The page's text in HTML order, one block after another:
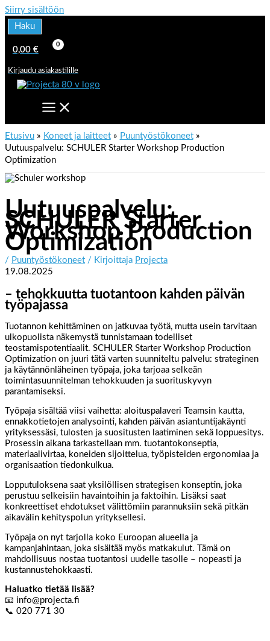
Siirry sisältöön
Haku
0,00 €
Kirjaudu asiakastilille
Etusivu Koneet ja laitteet
Puuntyöstökoneet
Uutuuspalvelu: SCHULER Starter Workshop Production
Optimization
Uutuuspalvelu:
SCHULER Starter
Workshop Production
Optimization
/ Puuntyöstökoneet / Kirjoittaja Projecta
19.08.2025
– tehokkuutta tuotantoon kahden päivän
työpajassa
Tuotannon kehittäminen on jatkuvaa työtä, mutta usein tarvitaan
ulkopuolista näkemystä tunnistamaan todelliset
teostamispotentiaalit. SCHULER Starter Workshop Production
Optimization on juuri tätä varten suunniteltu palvelu: strateginen
ja käytännönläheinen työpaja, joka tarjoaa selkeän
toimintasuunnitelman tehokkuuden ja suorituskyvyn
parantamiseksi.
Työpaja sisältää viisi vaihetta: aloituspalaveri Teamsin kautta,
ennakkotietojen analysointi, kahden päivän asiantuntijakäynti
yrityksessäsi, tulosten ja suositusten laatiminen sekä loppuesitys.
Prosessin aikana tarkastellaan mm. tuotantokonseptia,
materiaalivirtaa, koneiden sijoittelua, työpisteiden ergonomiaa ja
organisaation tiedonkulkua.
Lopputuloksena saat yksilöllisen strategisen konseptin, joka
perustuu selkeisiin havaintoihin ja faktoihin. Lisäksi saat
konkreettiset ehdotukset välittömiin parannuksiin sekä pitkän
aikavälin kehityspolun yrityksellesi.
Työpaja on nyt tarjolla koko Euroopan alueella ja
kampanjahintaan, joka sisältää myös matkakulut. Tämä on
mahdollisuus nostaa tuotantosi uudelle tasolle – nopeasti ja
kustannustehokkaasti.
Haluatko tietää lisää?
📧 info@projecta.fi
📞 020 771 30